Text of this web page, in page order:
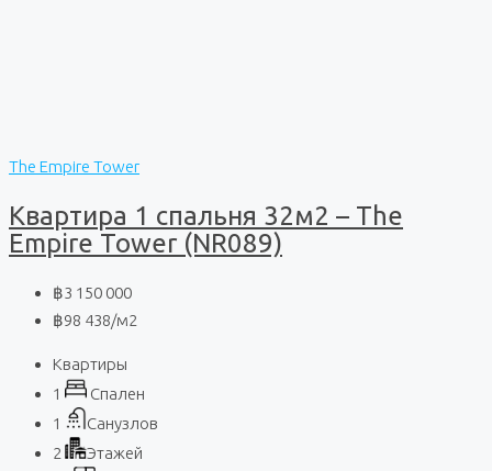
The Empire Tower
Квартира 1 спальня 32м2 – The
Empire Tower (NR089)
฿3 150 000
฿98 438/м2
Квартиры
1
Спален
1
Санузлов
2
Этажей